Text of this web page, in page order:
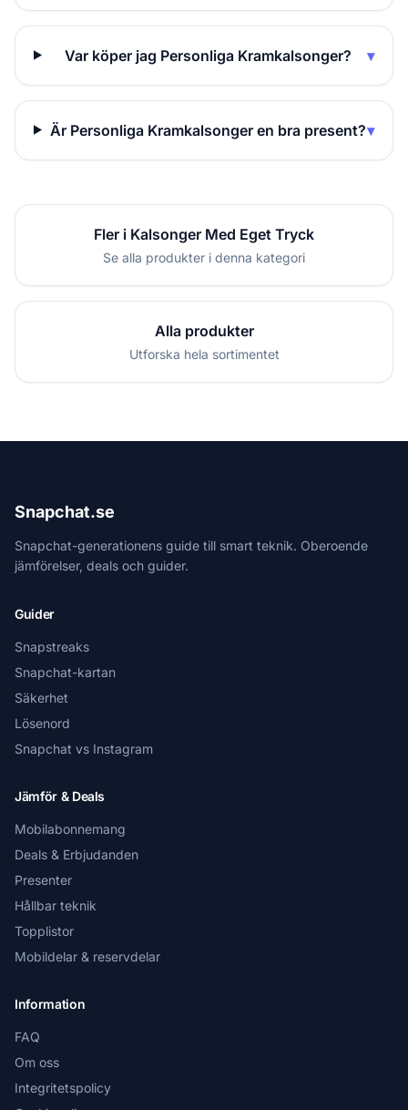
Var köper jag Personliga Kramkalsonger? ▾
Är Personliga Kramkalsonger en bra present?▾
Fler i Kalsonger Med Eget Tryck
Se alla produkter i denna kategori
Alla produkter
Utforska hela sortimentet
Snapchat.se
Snapchat-generationens guide till smart teknik. Oberoende
jämförelser, deals och guider.
Guider
Snapstreaks
Snapchat-kartan
Säkerhet
Lösenord
Snapchat vs Instagram
Jämför & Deals
Mobilabonnemang
Deals & Erbjudanden
Presenter
Hållbar teknik
Topplistor
Mobildelar & reservdelar
Information
FAQ
Om oss
Integritetspolicy